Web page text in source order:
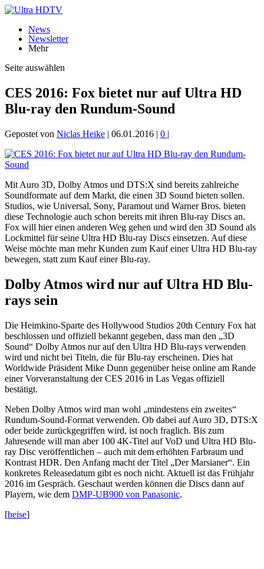
News
Newsletter
Mehr
Seite auswählen
CES 2016: Fox bietet nur auf Ultra HD
Blu-ray den Rundum-Sound
Gepostet von Niclas Heike | 06.01.2016 | 0 |
Mit Auro 3D, Dolby Atmos und DTS:X sind bereits zahlreiche
Soundformate auf dem Markt, die einen 3D Sound bieten sollen.
Studios, wie Universal, Sony, Paramout und Warner Bros. bieten
diese Technologie auch schon bereits mit ihren Blu-ray Discs an.
Fox will hier einen anderen Weg gehen und wird den 3D Sound als
Lockmittel für seine Ultra HD Blu-ray Discs einsetzen. Auf diese
Weise möchte man mehr Kunden zum Kauf einer Ultra HD Blu-ray
bewegen, statt zum Kauf einer Blu-ray.
Dolby Atmos wird nur auf Ultra HD Blu-
rays sein
Die Heimkino-Sparte des Hollywood Studios 20th Century Fox hat
beschlossen und offiziell bekannt gegeben, dass man den „3D
Sound“ Dolby Atmos nur auf den Ultra HD Blu-rays verwenden
wird und nicht bei Titeln, die für Blu-ray erscheinen. Dies hat
Worldwide Präsident Mike Dunn gegenüber heise online am Rande
einer Vorveranstaltung der CES 2016 in Las Vegas offiziell
bestätigt.
Neben Dolby Atmos wird man wohl „mindestens ein zweites“
Rundum-Sound-Format verwenden. Ob dabei auf Auro 3D, DTS:X
oder beide zurückgegriffen wird, ist noch fraglich. Bis zum
Jahresende will man aber 100 4K-Titel auf VoD und Ultra HD Blu-
ray Disc veröffentlichen – auch mit dem erhöhten Farbraum und
Kontrast HDR. Den Anfang macht der Titel „Der Marsianer“. Ein
konkretes Releasedatum gibt es noch nicht. Aktuell ist das Frühjahr
2016 im Gespräch. Geschaut werden können die Discs dann auf
Playern, wie dem DMP-UB900 von Panasonic.
[heise]